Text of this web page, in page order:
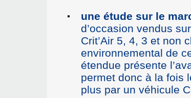
une étude sur le
d’occasion vendus
Crit’Air 5, 4, 3 et non
environnemental de
étendue présente
permet donc à la fois
plus par un véhicule